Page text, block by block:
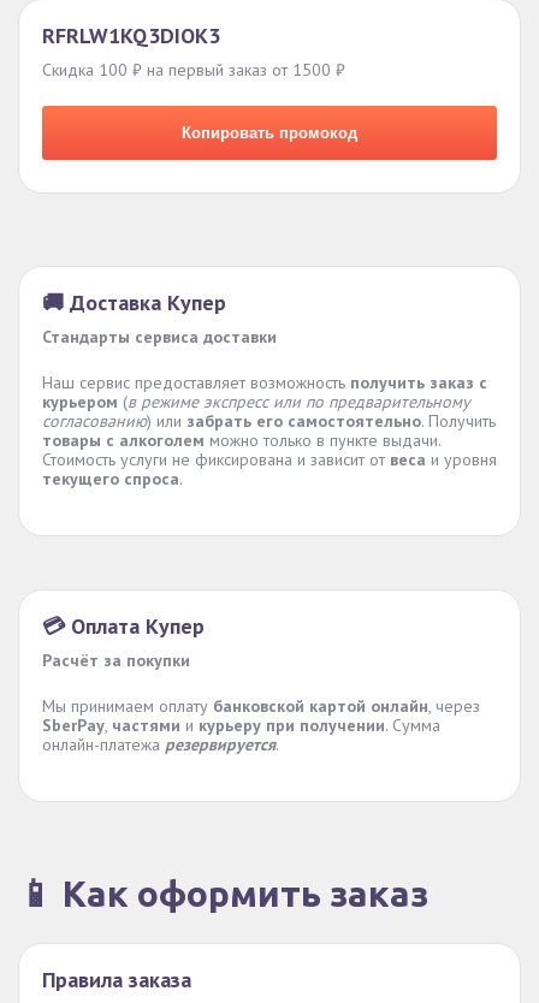
RFRLW1KQ3DIOK3
Скидка 100 ₽ на первый заказ от 1500 ₽
Копировать промокод
🚚 Доставка Купер
Стандарты сервиса доставки
Наш сервис предоставляет возможность получить заказ с
курьером (в режиме экспресс или по предварительному
согласованию) или забрать его самостоятельно. Получить
товары с алкоголем можно только в пункте выдачи.
Стоимость услуги не фиксирована и зависит от веса и уровня
текущего спроса.
💳 Оплата Купер
Расчёт за покупки
Мы принимаем оплату банковской картой онлайн, через
SberPay, частями и курьеру при получении. Сумма
онлайн-платежа резервируется.
📱 Как оформить заказ
Правила заказа